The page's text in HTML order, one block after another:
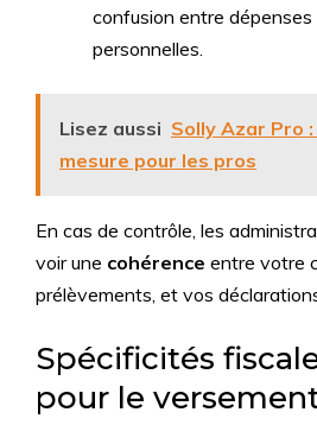
confusion entre
personnelles.
Lisez aussi Solly Azar Pro
mesure pour les pros
En cas de contrôle, les
voir une cohérence entre votre
prélèvements, et vos
Spécificités
pour le